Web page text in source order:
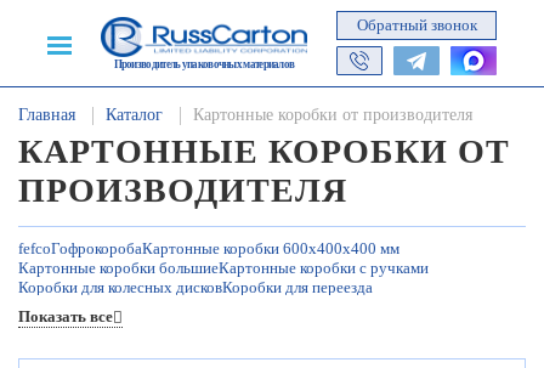
Производитель упаковочных материалов
Обратный звонок
Главная Каталог Картонные коробки от производителя
КАРТОННЫЕ КОРОБКИ ОТ
ПРОИЗВОДИТЕЛЯ
fefcoГофрокоробаКартонные коробки 600х400х400 мм
Картонные коробки большиеКартонные коробки с ручками
Коробки для колесных дисковКоробки для переезда
Коробки для транспортных компаний
Самосборные короба
Показать все